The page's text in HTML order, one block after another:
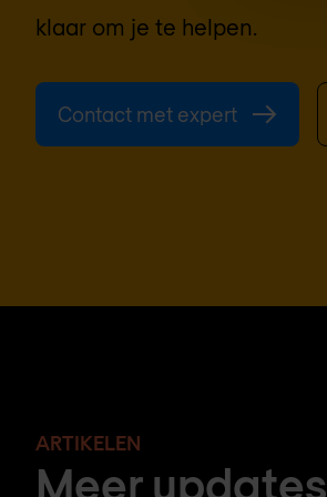
klaar om je te helpen.
Contact met expert
ARTIKELEN
Meer updates